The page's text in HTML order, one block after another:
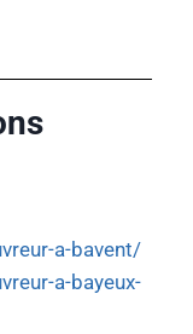
a-bavent/
a-bayeux-